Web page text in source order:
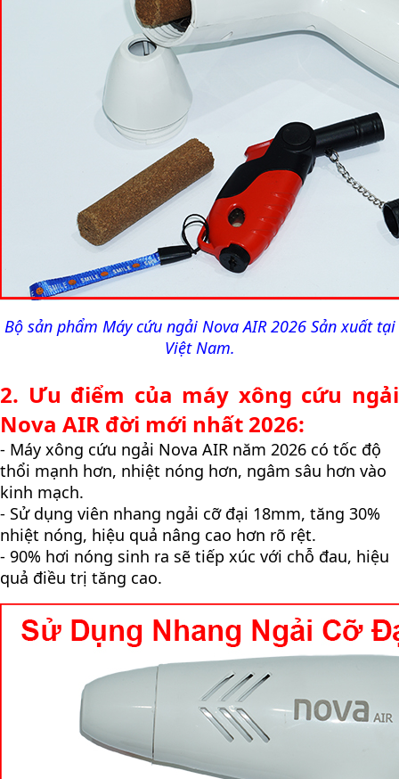
Bộ sản phẩm Máy cứu ngải Nova AIR 2026 Sản xuất tại
Việt Nam.
2. Ưu điểm của máy xông cứu ngải
Nova AIR đời mới nhất 2026:
- Máy xông cứu ngải Nova AIR năm 2026 có tốc độ
thổi mạnh hơn, nhiệt nóng hơn, ngâm sâu hơn vào
kinh mạch.
- Sử dụng viên nhang ngải cỡ đại 18mm, tăng 30%
nhiệt nóng, hiệu quả nâng cao hơn rõ rệt.
- 90% hơi nóng sinh ra sẽ tiếp xúc với chỗ đau, hiệu
quả điều trị tăng cao.